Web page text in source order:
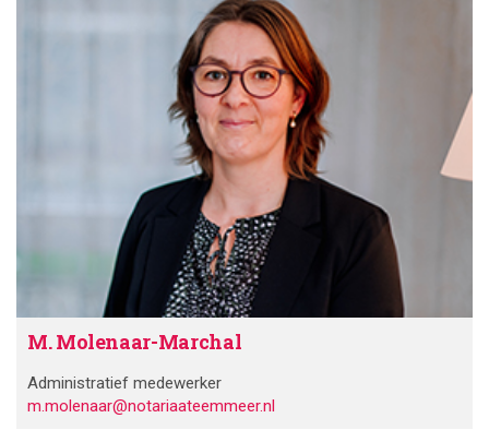
M. Molenaar-Marchal
Administratief medewerker
m.molenaar@notariaateemmeer.nl